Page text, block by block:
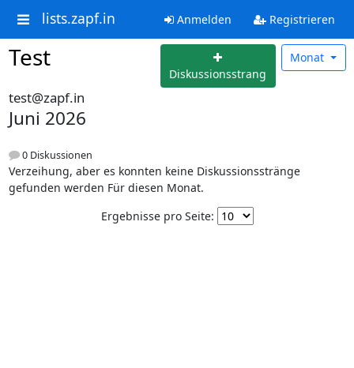
lists.zapf.in Anmelden Registrieren
Test
Diskussionsstrang
Monat
test@zapf.in
Juni 2026
0 Diskussionen
Verzeihung, aber es konnten keine Diskussionsstränge
gefunden werden Für diesen Monat.
Ergebnisse pro Seite: